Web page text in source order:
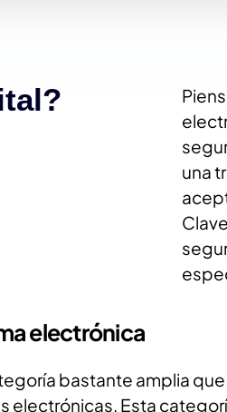
una
electrónica
bastante amplia que
electrónicas. Esta